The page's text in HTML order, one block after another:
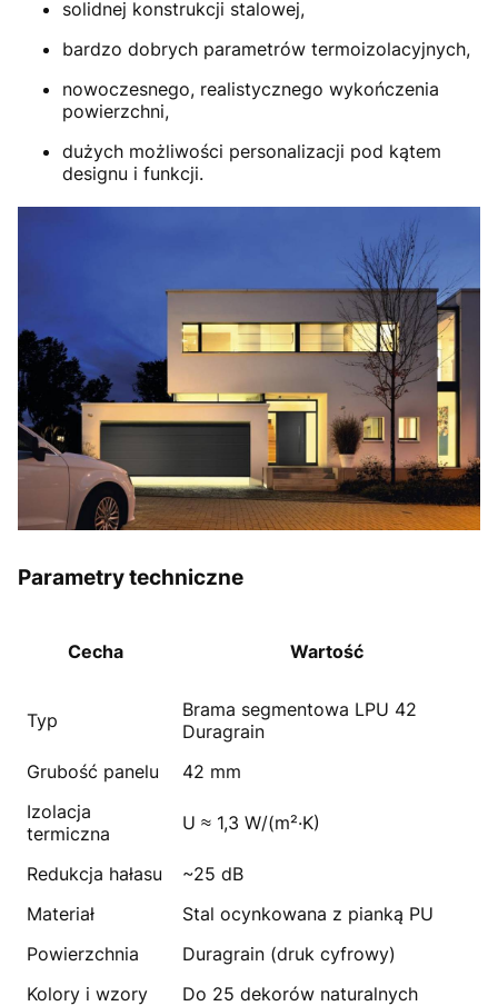
solidnej konstrukcji stalowej,
bardzo dobrych parametrów termoizolacyjnych,
nowoczesnego, realistycznego wykończenia
powierzchni,
dużych możliwości personalizacji pod kątem
designu i funkcji.
Parametry techniczne
Cecha Wartość
Typ
Brama segmentowa LPU 42
Duragrain
Grubość panelu
42 mm
Izolacja
termiczna
U ≈ 1,3 W/(m²·K)
Redukcja hałasu
~25 dB
Materiał
Stal ocynkowana z pianką PU
Powierzchnia
Duragrain (druk cyfrowy)
Kolory i wzory
Do 25 dekorów naturalnych